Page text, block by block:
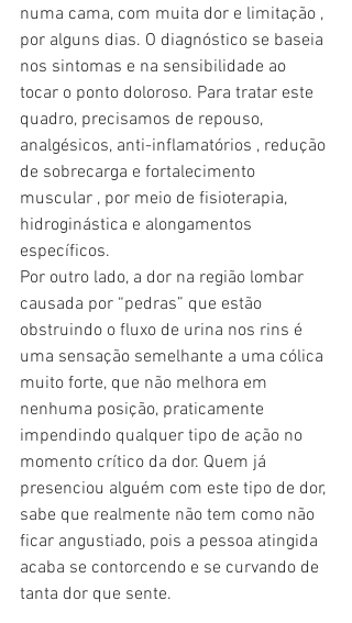
numa cama, com muita dor e limitação ,
por alguns dias. O diagnóstico se baseia
nos sintomas e na sensibilidade ao
tocar o ponto doloroso. Para tratar este
quadro, precisamos de repouso,
analgésicos, anti-inflamatórios , redução
de sobrecarga e fortalecimento
muscular , por meio de fisioterapia,
hidroginástica e alongamentos
específicos.
Por outro lado, a dor na região lombar
causada por “pedras” que estão
obstruindo o fluxo de urina nos rins é
uma sensação semelhante a uma cólica
muito forte, que não melhora em
nenhuma posição, praticamente
impendindo qualquer tipo de ação no
momento crítico da dor. Quem já
presenciou alguém com este tipo de dor,
sabe que realmente não tem como não
ficar angustiado, pois a pessoa atingida
acaba se contorcendo e se curvando de
tanta dor que sente.